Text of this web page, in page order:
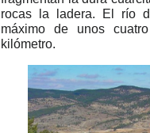
rocas la ladera. El río
máximo de unos
kilómetro.